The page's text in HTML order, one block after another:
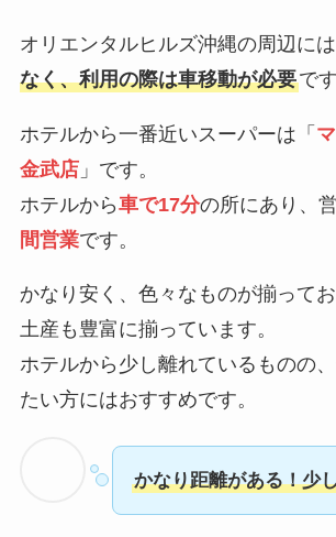
オリエンタルヒルズ沖縄の周辺には
なく、利用の際は車移動が必要です
ホテルから一番近いスーパーは「
金武店」です。
ホテルから車で17分の所にあり、
間営業です。
かなり安く、色々なものが揃って
土産も豊富に揃っています。
ホテルから少し離れているものの
たい方にはおすすめです。
かなり距離がある！少